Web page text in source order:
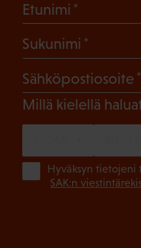
Etunimi
Sukunimi
Sähköpostiosoite
Millä kielellä
Hyväksyn tietojeni
SAK:n